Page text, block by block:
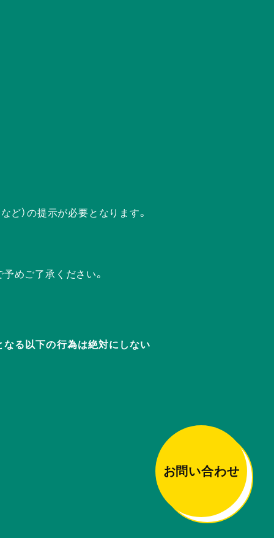
ど）の提示が必要となります。
めご了承ください。
なる以下の行為は絶対にしない
お問い合わせ